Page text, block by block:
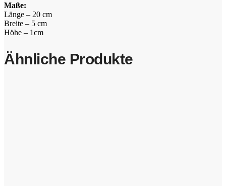
Maße:
Länge – 20 cm
Breite – 5 cm
Höhe – 1cm
Ähnliche Produkte